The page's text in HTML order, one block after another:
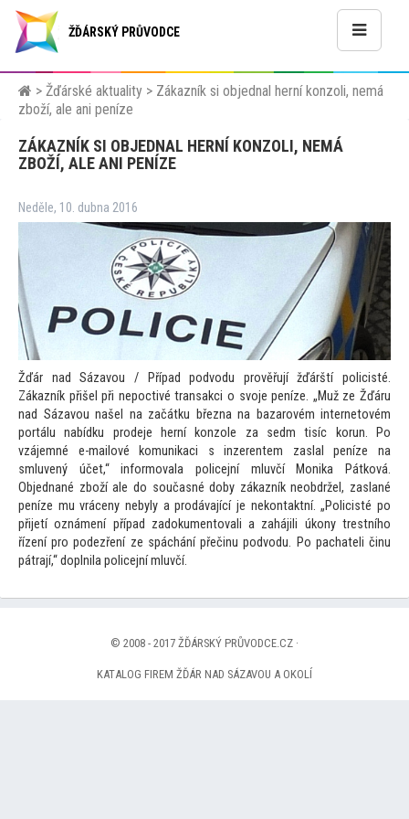
ŽĎÁRSKÝ PRŮVODCE
> Žďárské aktuality > Zákazník si objednal herní konzoli, nemá
zboží, ale ani peníze
ZÁKAZNÍK SI OBJEDNAL HERNÍ KONZOLI, NEMÁ
ZBOŽÍ, ALE ANI PENÍZE
Neděle, 10. dubna 2016
Žďár nad Sázavou / Případ podvodu prověřují žďárští policisté.
Zákazník přišel při nepoctivé transakci o svoje peníze. „Muž ze Žďáru
nad Sázavou našel na začátku března na bazarovém internetovém
portálu nabídku prodeje herní konzole za sedm tisíc korun. Po
vzájemné e-mailové komunikaci s inzerentem zaslal peníze na
smluvený účet,“ informovala policejní mluvčí Monika Pátková.
Objednané zboží ale do současné doby zákazník neobdržel, zaslané
peníze mu vráceny nebyly a prodávající je nekontaktní. „Policisté po
přijetí oznámení případ zadokumentovali a zahájili úkony trestního
řízení pro podezření ze spáchání přečinu podvodu. Po pachateli činu
pátrají,“ doplnila policejní mluvčí.
© 2008 - 2017 ŽĎÁRSKÝ PRŮVODCE.CZ ·
KATALOG FIREM ŽĎÁR NAD SÁZAVOU A OKOLÍ